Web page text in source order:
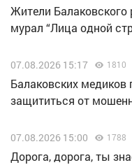
Жители Балаковского
мурал “Лица одной
07.08.2026 15:17 1810
Балаковских
защититься от
07.08.2026 15:00 1788
Дорога, дорога, ты